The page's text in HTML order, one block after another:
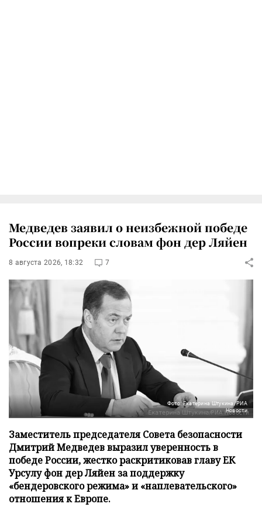
Медведев заявил о неизбежной победе
России вопреки словам фон дер Ляйен
8 августа 2026, 18:32 7
Фото: Екатерина Штукина/РИА
Новости
Заместитель председателя Совета безопасности
Дмитрий Медведев выразил уверенность в
победе России, жестко раскритиковав главу ЕК
Урсулу фон дер Ляйен за поддержку
«бендеровского режима» и «наплевательского»
отношения к Европе.